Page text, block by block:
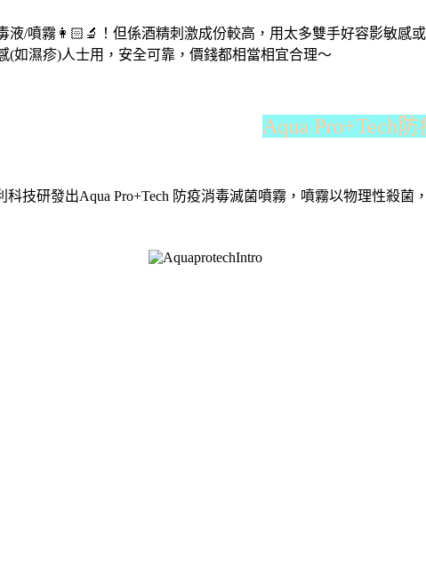
液/噴霧👩🏻‍🔬！但係酒精刺激成份較高，用太多雙手好容影敏
(如濕疹)人士用，安全可靠，價錢都相當相宜合理〜
Aqua Pro+Tech
科技研發出Aqua Pro+Tech 防疫消毒滅菌噴霧，噴霧以物理性殺